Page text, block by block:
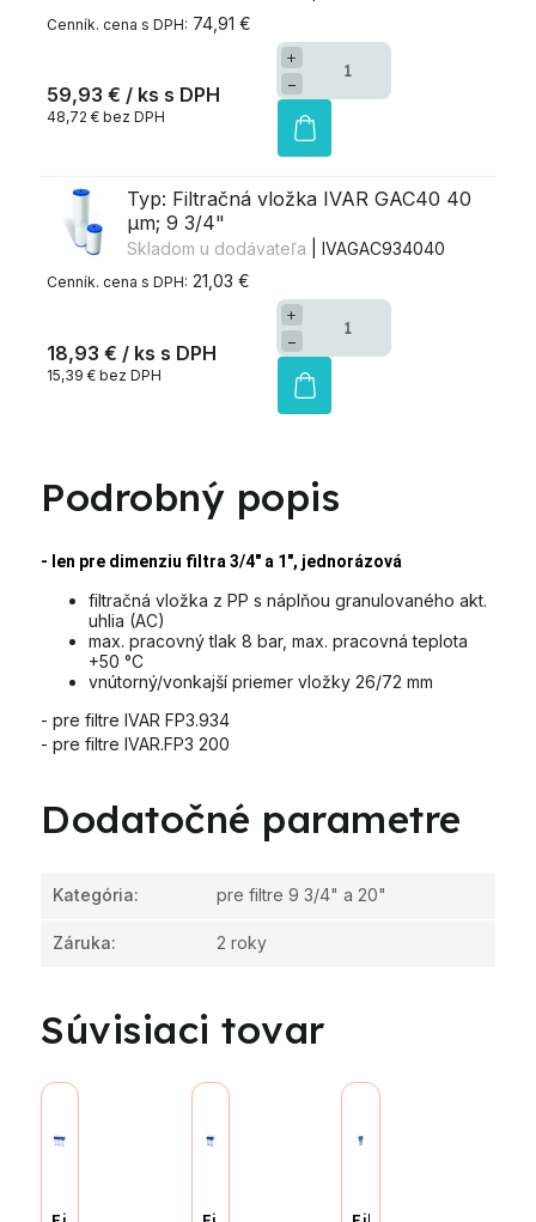
74,91 €
59,93 € / ks
48,72 € bez DPH
+
−
Typ: Filtračná vložka IVAR GAC40 40
µm; 9 3/4"
Skladom u dodávateľa
| IVAGAC934040
21,03 €
18,93 € / ks
15,39 € bez DPH
+
−
Podrobný popis
- len pre dimenziu filtra 3/4" a 1", jednorázová
filtračná vložka z PP s náplňou granulovaného akt.
uhlia (AC)
max. pracovný tlak 8 bar, max. pracovná teplota
+50 °C
vnútorný/vonkajší priemer vložky 26/72 mm
- pre filtre IVAR FP3.934
- pre filtre IVAR.FP3 200
Dodatočné parametre
Kategória: pre filtre 9 3/4" a 20"
Záruka: 2 roky
Súvisiaci tovar